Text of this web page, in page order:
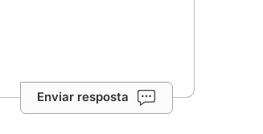
Enviar resposta